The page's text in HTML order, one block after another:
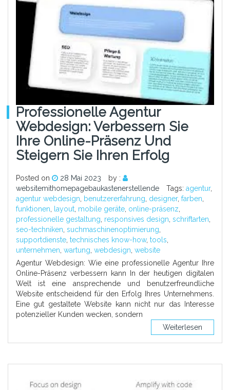
Professionelle Agentur
Webdesign: Verbessern Sie
Ihre Online-Präsenz Und
Steigern Sie Ihren Erfolg
Posted on 28 Mai 2023
by :
websitemithomepagebaukastenerstellende
Tags: agentur,
agentur webdesign
benutzererfahrung designer, farben
funktionen
layout mobile geräte online-präsenz
professionelle gestaltung responsives design schriftarten
seo-techniken suchmaschinenoptimierung
supportdienste technisches know-how, tools
unternehmen wartung webdesign website
Agentur Webdesign: Wie eine professionelle Agentur Ihre
Online-Präsenz verbessern kann In der heutigen digitalen
Welt ist eine ansprechende und benutzerfreundliche
Website entscheidend für den Erfolg Ihres Unternehmens.
Eine gut gestaltete Website kann nicht nur das Interesse
potenzieller Kunden wecken, sondern
Weiterlesen